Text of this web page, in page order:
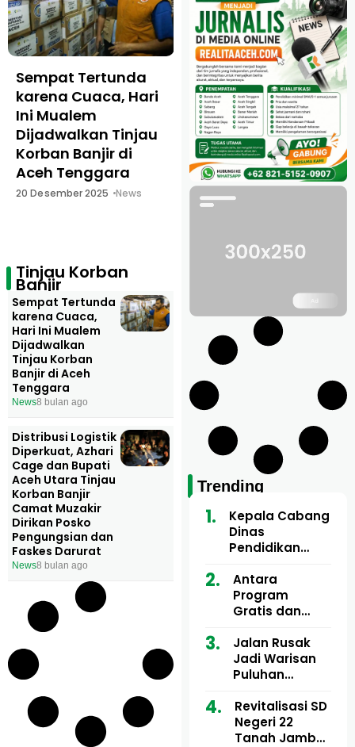
Sempat Tertunda
karena Cuaca, Hari
Ini Mualem
Dijadwalkan Tinjau
Korban Banjir di
Aceh Tenggara
20 Desember 2025 News
Distribusi Logistik
Diperkuat, Azhari
Cage dan Bupati
Aceh Utara Tinjau
Korban Banjir
Camat Muzakir
Dirikan Posko
Pengungsian dan
5 Desember 2025 News
Tinjau Korban
Banjir
Sempat Tertunda
karena Cuaca,
Hari Ini Mualem
Dijadwalkan
Tinjau Korban
Banjir di Aceh
Tenggara
News8 bulan ago
Distribusi Logistik
Diperkuat, Azhari
Cage dan Bupati
Aceh Utara Tinjau
Korban Banjir
Camat Muzakir
Dirikan Posko
Pengungsian dan
Faskes Darurat
News8 bulan ago
Trending
Kepala Cabang
Dinas
Pendidikan
Utara Buka
Pelatihan Deep
Learning serta
Artifisial bagi
Guru
Matematika
Antara
Program
Gratis dan
Motor Imum
Gampong, Uji
Nyali APH
Bermain di
Balik Rp250
Ribu
Jalan Rusak
Jadi Warisan
Puluhan
dan Tgk
Muharuddin
Kini Didesak
Revitalisasi SD
Negeri 22
Tanah Jambo